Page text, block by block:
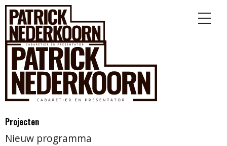
Projecten
Nieuw programma